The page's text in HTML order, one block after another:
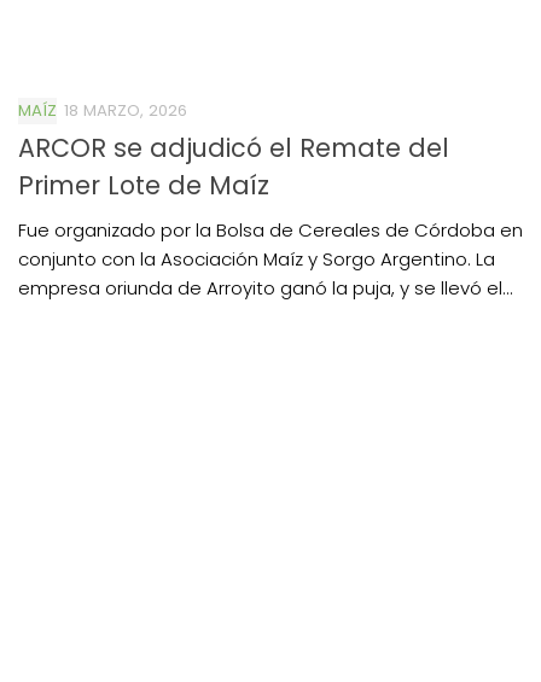
MAÍZ 18 MARZO, 2026
ARCOR se adjudicó el Remate del
Primer Lote de Maíz
Fue organizado por la Bolsa de Cereales de Córdoba en
conjunto con la Asociación Maíz y Sorgo Argentino. La
empresa oriunda de Arroyito ganó la puja, y se llevó el...